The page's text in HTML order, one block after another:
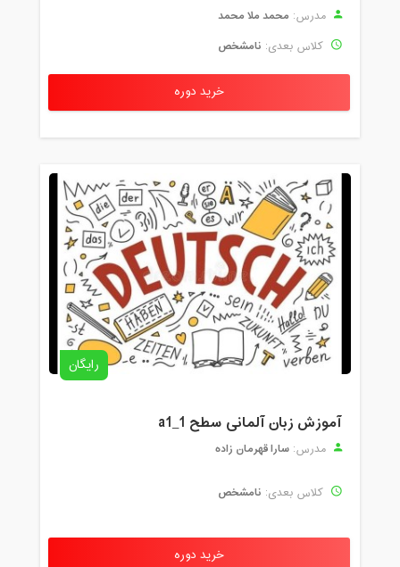
مدرس: محمد ملا محمد
کلاس بعدی: نامشخص
خرید دوره
رایگان
آموزش زبان آلمانی سطح a1_1
مدرس: سارا قهرمان زاده
کلاس بعدی: نامشخص
خرید دوره